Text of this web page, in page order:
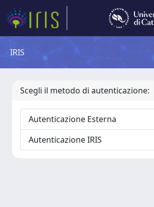
IRIS
Scegli il metodo di autenticazione:
Autenticazione Esterna
Autenticazione IRIS